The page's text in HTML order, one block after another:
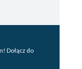
Dołącz do